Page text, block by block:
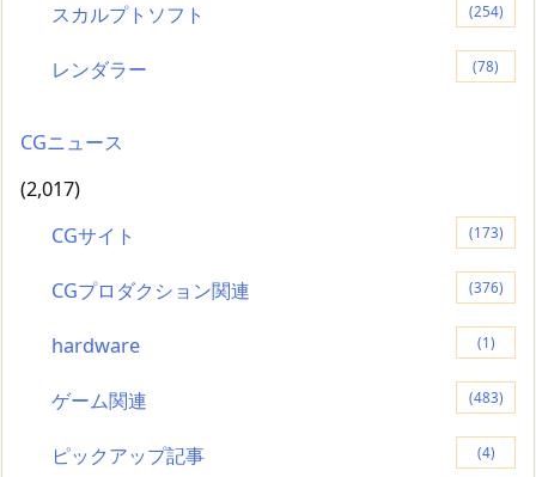
スカルプトソフト (254)
レンダラー (78)
CGニュース
(2,017)
CGサイト
(173)
CGプロダクション関連 (376)
hardware (1)
ゲーム関連 (483)
ピックアップ記事 (4)